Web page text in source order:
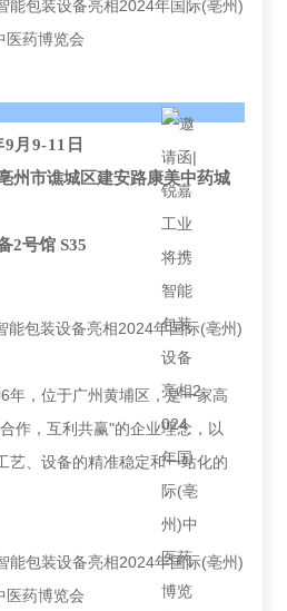
月9-11日
州市谯城区建安路康美中药城
2号馆 S35
年，位于广州黄埔区，是一家高
作，互利共赢"的企业理念，以
艺、设备的精准稳定和一站化的